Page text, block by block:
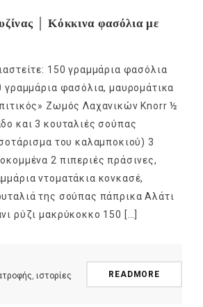
│ Κόκκινα φασόλια με
150 γραμμάρια φασόλια
γραμμάρια φασόλια, μαυρομάτικα
Ζωμός Λαχανικών Knorr ½
και 3 κουταλιές σούπας
του καλαμποκιού) 3
2 πιπεριές πράσινες,
ντοματάκια κονκασέ,
της σούπας πάπρικα Αλάτι
ρύζι μακρύκοκκο 150 […]
ιστορίες
READMORE